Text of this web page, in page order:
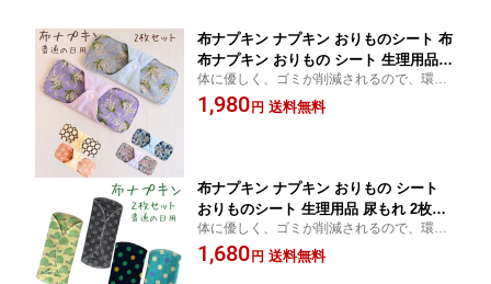
布ナプキン ナプキン おりものシート 布
布ナプキン おりもの シート 生理用品
尿もれ 2枚セット コットン100% 防水シ
ート 繰り返し使える ムレにくい かぶれ
体に優しく、ゴミが削減されるので、環境
にも優しい布ナプキン。 まずは少ない日
や、おりものシートとして挑戦してみませ
1,980 円 送料無料
布ナプキン ナプキン おりもの シート
おりものシート 生理用品 尿もれ 2枚セ
ット コットン 100% 防水シート 繰り返
し使える オシャレ ムレにくい かぶれに
体に優しく、ゴミが削減されるので、環境
にも優しい布ナプキン。 まずは少ない日
や、おりものシートとして挑戦してみませ
1,680 円 送料無料